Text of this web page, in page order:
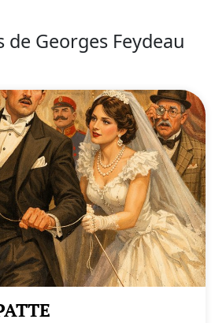
Georges Feydeau